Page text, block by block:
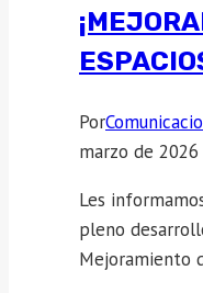
Por
marzo de 2026
Les
pleno
Mejoramiento